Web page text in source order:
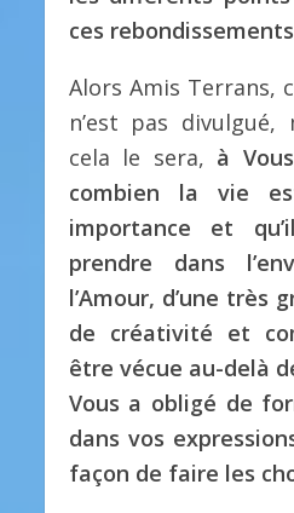
ces
Alors Amis Terrans,
n’est pas divulgué,
cela le sera, à
combien la vie
importance et
prendre dans
l’Amour, d’une très
de créativité et
être vécue au-delà
Vous a obligé de
dans vos
façon de faire les